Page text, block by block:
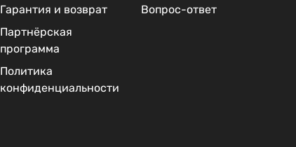
Гарантия и возврат
Партнёрская
программа
Политика
конфиденциальности
Вопрос-ответ